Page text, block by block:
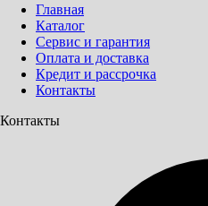
Главная
Каталог
Сервис и гарантия
Оплата и доставка
Кредит и рассрочка
Контакты
Контакты